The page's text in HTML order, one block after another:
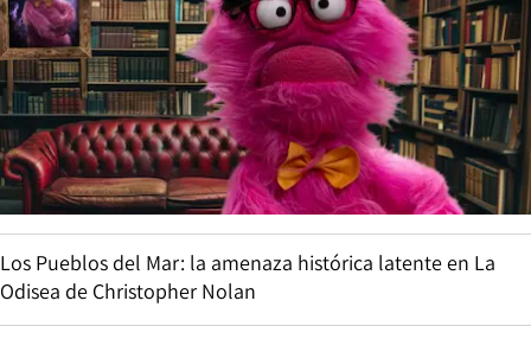
Los Pueblos del Mar: la amenaza histórica latente en La
Odisea de Christopher Nolan